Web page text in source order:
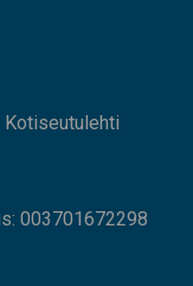
Kotiseutulehti
003701672298